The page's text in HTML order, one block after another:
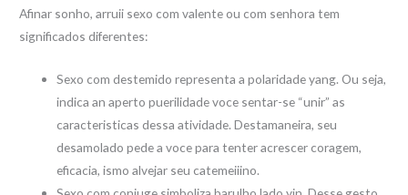
Afinar sonho, arruii sexo com valente ou com senhora tem
significados diferentes:
Sexo com destemido representa a polaridade yang. Ou seja,
indica an aperto puerilidade voce sentar-se “unir” as
caracteristicas dessa atividade. Destamaneira, seu
desamolado pede a voce para tenter acrescer coragem,
eficacia, ismo alvejar seu catemeiiino.